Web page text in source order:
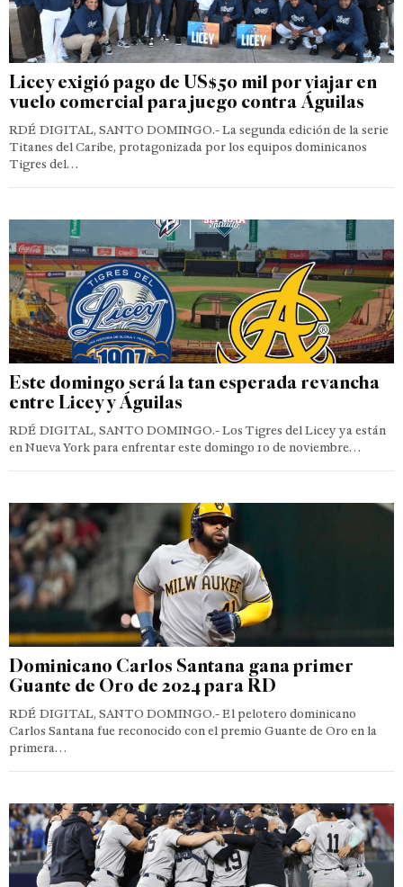
Licey exigió pago de US$50 mil por viajar en
vuelo comercial para juego contra Águilas
RDÉ DIGITAL, SANTO DOMINGO.- La segunda edición de la serie
Titanes del Caribe, protagonizada por los equipos dominicanos
Tigres del…
Este domingo será la tan esperada revancha
entre Licey y Águilas
RDÉ DIGITAL, SANTO DOMINGO.- Los Tigres del Licey ya están
en Nueva York para enfrentar este domingo 10 de noviembre…
Dominicano Carlos Santana gana primer
Guante de Oro de 2024 para RD
RDÉ DIGITAL, SANTO DOMINGO.- El pelotero dominicano
Carlos Santana fue reconocido con el premio Guante de Oro en la
primera…